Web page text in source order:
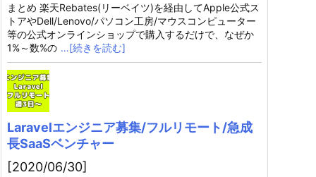
まとめ 楽天Rebates(リーベイツ)を経由してApple公式ス
トアやDell/Lenovo/パソコン工房/マウスコンピューター
等の公式オンラインショップで購入するだけで、なぜか
1%～数%の …[続きを読む]
Laravelエンジニア募集/フルリモート/急成
長SaaSベンチャー
[2020/06/30]